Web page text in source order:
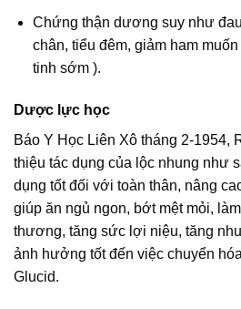
Chứng thận dương suy như
chân, tiểu đêm, giảm ham
tinh sớm ).
Dược lực học
Báo Y Học Liên Xô tháng 2-1954,
thiệu tác dụng của lộc nhung như
dụng tốt đối với toàn thân, nâng
giúp ăn ngủ ngon, bớt mệt mỏi,
thương, tăng sức lợi niệu, tăng
ảnh hưởng tốt đến việc chuyển
Glucid.